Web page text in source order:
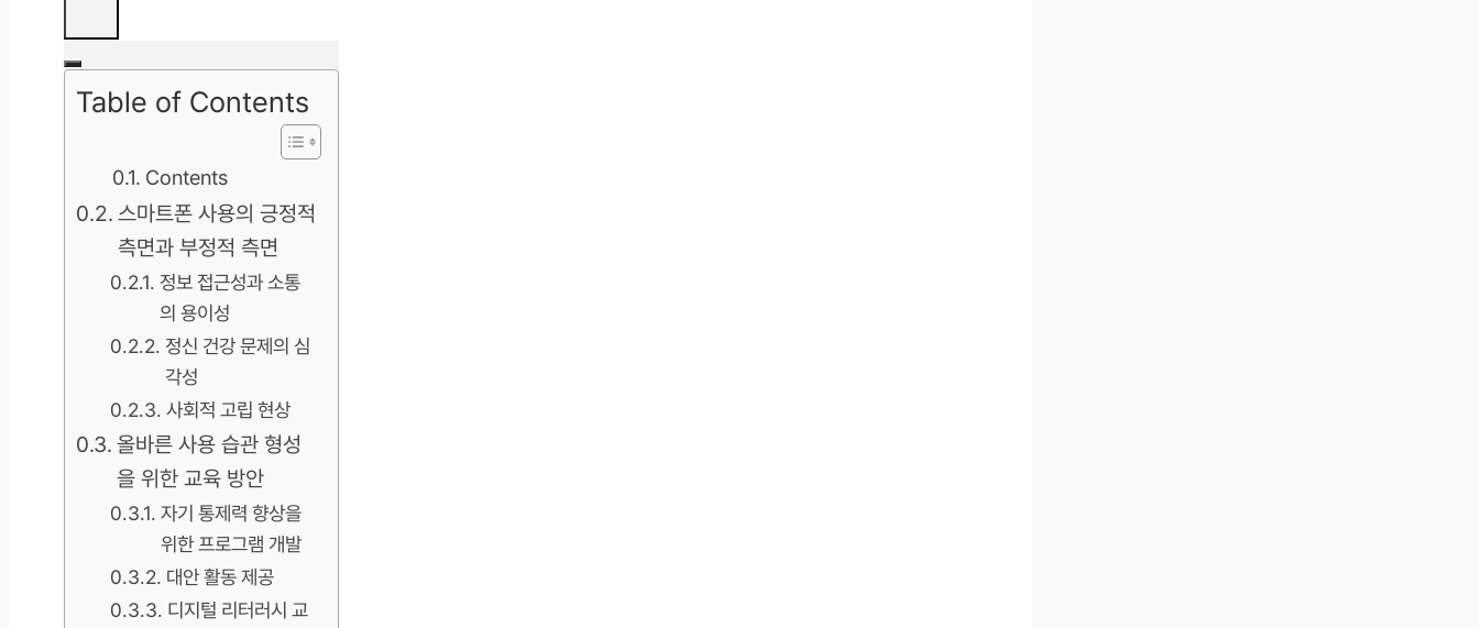
Table of Contents
Contents
스마트폰 사용의 긍정적
측면과 부정적 측면
정보 접근성과 소통
의 용이성
정신 건강 문제의 심
각성
사회적 고립 현상
올바른 사용 습관 형성
을 위한 교육 방안
자기 통제력 향상을
위한 프로그램 개발
대안 활동 제공
디지털 리터러시 교